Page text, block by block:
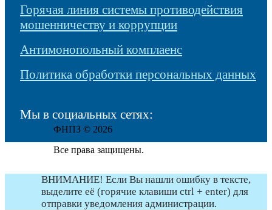
Горячая линия системы противодействия
мошенничеству и коррупции
Антимонопольный комплаенс
Политика обработки персональных данных
Мы в социальных сетях:
ФНПЗ © 2026
Все права защищены.
ВНИМАНИЕ! Если Вы нашли ошибку в тексте,
выделите её (горячие клавиши ctrl + enter) для
отправки уведомления администрации.